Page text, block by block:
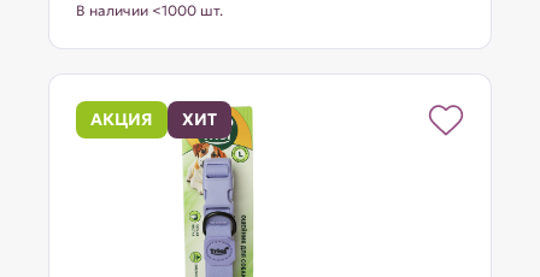
В наличии <1000 шт.
АКЦИЯ ХИТ